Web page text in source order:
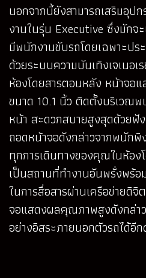
นอกจากนี้ยังสามารถเสริมอุป
งานในรุ่น Executive ซึ่งมักจ
มีพนักงานขับรถโดยเฉพาะปร
ด้วยระบบความบันเทิงเจเนอเ
ห้องโดยสารตอนหลัง หน้าจอ
ขนาด 10.1 นิ้ว ติดตั้งบริเวณ
หน้า สะดวกสบายสูงสุดด้วยฟั
ถอดหน้าจอดังกล่าวจากพนักพิ
ทุกการเดินทางของคุณในห้อง
เป็นสถานที่ทำงานอันพรั่งพร้
ในการสื่อสารผ่านเครือข่า
จอแสดงผลคุณภาพสูงดังกล่าว
อย่างอิสระภายนอกตัวรถได้อีก